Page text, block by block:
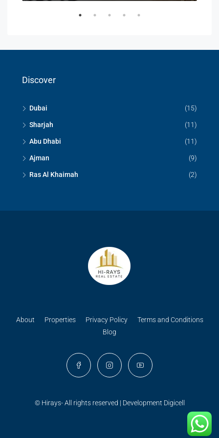
Discover
Dubai (15)
Sharjah (11)
Abu Dhabi (11)
Ajman (9)
Ras Al Khaimah (2)
About Properties Privacy Policy
Terms and Conditions
Blog
© Hirays- All rights reserved | Development Digicell